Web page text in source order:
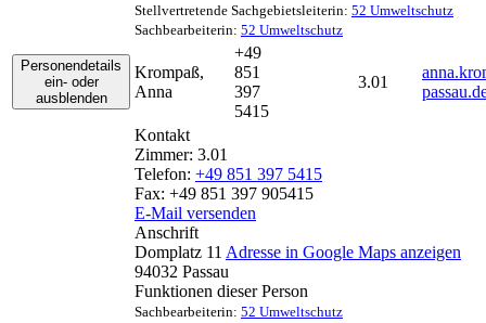
Stellvertretende Sachgebietsleiterin: 52 Umweltschutz
Sachbearbeiterin: 52 Umweltschutz
Personendetails
ein- oder
ausblenden
Krompaß,
Anna
+49
851
397
5415
3.01
Kontakt
Zimmer: 3.01
Telefon: +49 851 397 5415
Fax: +49 851 397 905415
E-Mail versenden
Anschrift
Domplatz 11 Adresse in Google Maps anzeigen
94032 Passau
Funktionen dieser Person
Sachbearbeiterin: 52 Umweltschutz